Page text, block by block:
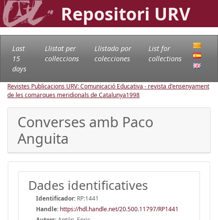
Repositori URV
Last
15
days
Llistat per
col·leccions
Llistado por
colecciones
List for
collections
Revistes Publicacions URV: Comunicació Educativa - revista d'ensenyament
de les comarques meridionals de Catalunya1998
Converses amb Paco
Anguita
Dades identificatives
Identificador: RP:1441
Handle: https://hdl.handle.net/20.500.11797/RP1441